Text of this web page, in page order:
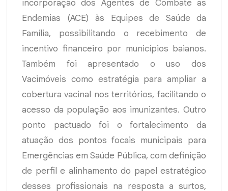
incorporação dos Agentes de Combate às
Endemias (ACE) às Equipes de Saúde da
Família, possibilitando o recebimento de
incentivo financeiro por municípios baianos.
Também foi apresentado o uso dos
Vacimóveis como estratégia para ampliar a
cobertura vacinal nos territórios, facilitando o
acesso da população aos imunizantes. Outro
ponto pactuado foi o fortalecimento da
atuação dos pontos focais municipais para
Emergências em Saúde Pública, com definição
de perfil e alinhamento do papel estratégico
desses profissionais na resposta a surtos,